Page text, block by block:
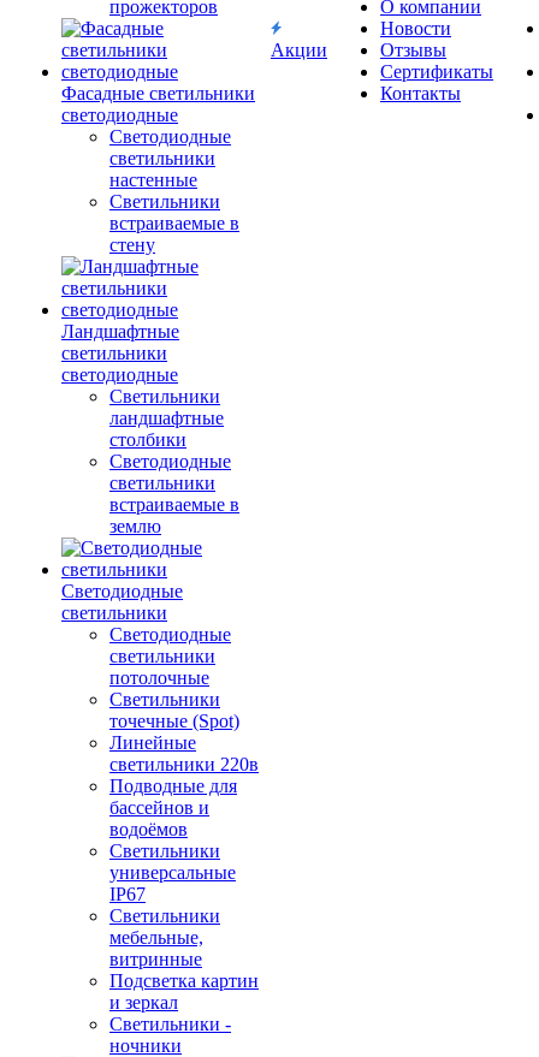
прожекторов
Фасадные светильники
светодиодные
Светодиодные
светильники
настенные
Светильники
встраиваемые в
стену
Ландшафтные
светильники
светодиодные
Светильники
ландшафтные
столбики
Светодиодные
светильники
встраиваемые в
землю
Светодиодные
светильники
Светодиодные
светильники
потолочные
Светильники
точечные (Spot)
Линейные
светильники 220в
Подводные для
бассейнов и
водоёмов
Светильники
универсальные
IP67
Светильники
мебельные,
витринные
Подсветка картин
и зеркал
Светильники -
ночники
Акции
О компании
Новости
Отзывы
Сертификаты
Контакты